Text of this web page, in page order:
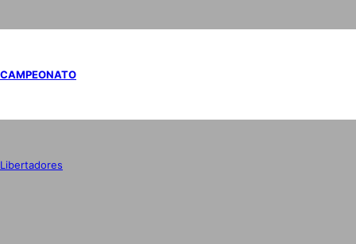
CAMPEONATO
Libertadores